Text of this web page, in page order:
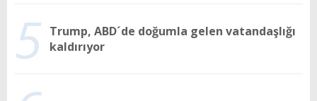
5 Trump, ABD´de doğumla gelen vatandaşlığı
kaldırıyor